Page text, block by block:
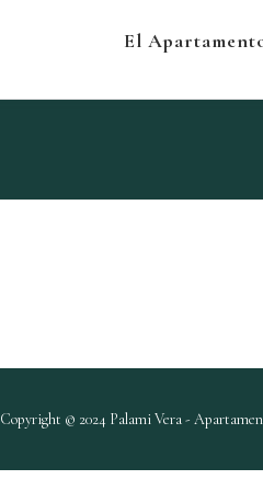
El
Copyright © 2024 Palami Vera -